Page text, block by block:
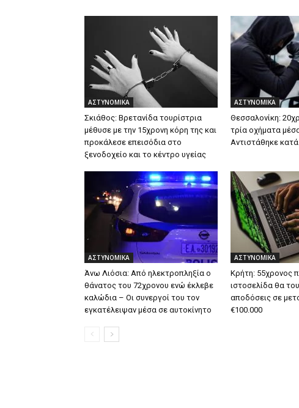
ΑΣΤΥΝΟΜΙΚΑ
Σκιάθος: Βρετανίδα τουρίστρια
μέθυσε με την 15χρονη κόρη της και
προκάλεσε επεισόδια στο
ξενοδοχείο και το κέντρο υγείας
ΑΣΤΥΝΟΜΙΚΑ
Θεσσαλονίκη:
τρία οχήματα
Αντιστάθηκε
ΑΣΤΥΝΟΜΙΚΑ
Άνω Λιόσια: Από ηλεκτροπληξία ο
θάνατος του 72χρονου ενώ έκλεβε
καλώδια – Οι συνεργοί του τον
εγκατέλειψαν μέσα σε αυτοκίνητο
ΑΣΤΥΝΟΜΙΚΑ
Κρήτη: 55χρονος
ιστοσελίδα θα
αποδόσεις σε
€100.000